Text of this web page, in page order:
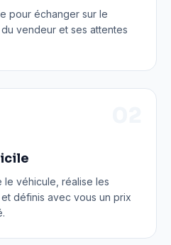
pour échanger sur le
vendeur et ses attentes
véhicule, réalise les
définis avec vous un prix